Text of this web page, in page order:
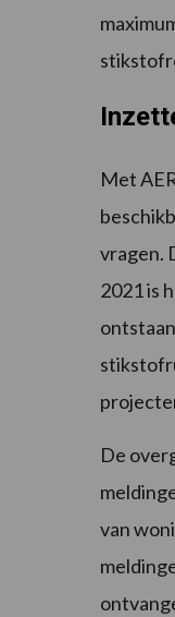
Met
vragen.
2021 is
De
van